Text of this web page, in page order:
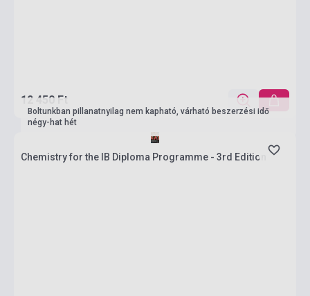
12 450 Ft
Boltunkban pillanatnyilag nem kapható, várható beszerzési idő
négy-hat hét
Chemistry for the IB Diploma Programme - 3rd Edition